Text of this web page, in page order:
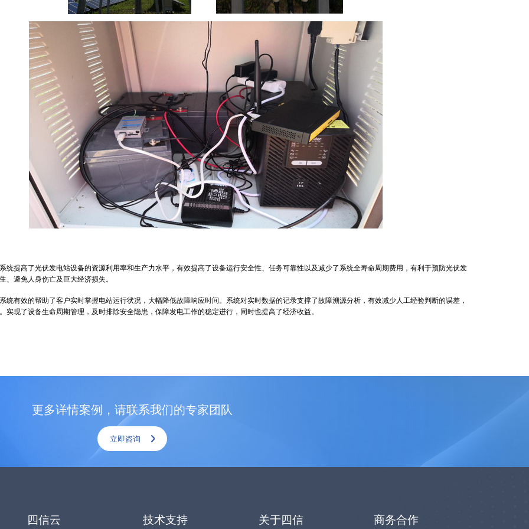
提高了光伏发电站设备的资源利用率和生产力水平，有效提高了设备运行安全性、任务可靠性以及减少了系统全寿命周期费用，有利于预防光伏发
、避免人身伤亡及巨大经济损失。
有效的帮助了客户实时掌握电站运行状况，大幅降低故障响应时间。系统对实时数据的记录支撑了故障溯源分析，有效减少人工经验判断的误差，
实现了设备生命周期管理，及时排除安全隐患，保障发电工作的稳定进行，同时也提高了经济收益。
更多详情案例，请联系我们的专家团队
立即咨询
四信云 技术支持 关于四信 商务合作